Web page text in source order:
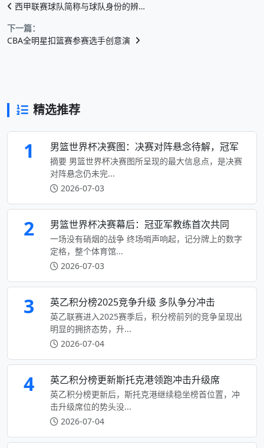
西甲联赛球队简称与球队身份的辨…
下一篇：
CBA全明星扣篮赛参赛选手创意演
精选推荐
1 男篮世界杯决赛图：决赛对阵悬念待解，冠军
摘要 男篮世界杯决赛图所呈现的最大信息点，是决赛
对阵悬念仍未完...
2026-07-03
2 男篮世界杯决赛幕后：冠亚军教练首次共同
一场没有硝烟的战争 终场哨声响起，记分牌上的数字
定格，整个体育馆...
2026-07-03
3 英乙积分榜2025竞争升级 多队争分冲击
英乙联赛进入2025赛季后，积分榜前列的竞争呈现出
明显的拥挤态势，升...
2026-07-04
4 英乙积分榜更新斯托克港领跑冲击升级席
英乙积分榜更新后，斯托克港继续稳坐榜首位置，冲
击升级席位的势头没...
2026-07-04